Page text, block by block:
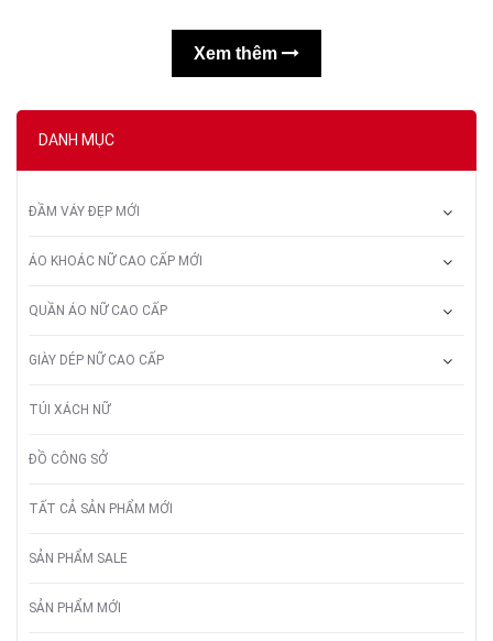
DANH MỤC
ĐẦM VÁY ĐẸP MỚI
ÁO KHOÁC NỮ CAO CẤP MỚI
QUẦN ÁO NỮ CAO CẤP
GIÀY DÉP NỮ CAO CẤP
TÚI XÁCH NỮ
ĐỒ CÔNG SỞ
TẤT CẢ SẢN PHẨM MỚI
SẢN PHẨM SALE
SẢN PHẨM MỚI
Xem thêm